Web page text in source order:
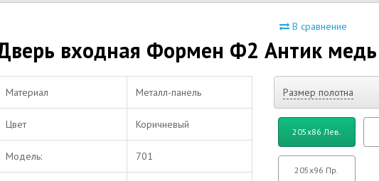
В сравнение
входная Формен Ф2 Антик медь
Материал Металл-панель
Цвет Коричневый
Модель: 701
Размер полотна
205x86 Лев.
205x96 Пр.